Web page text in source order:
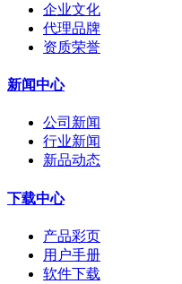
企业文化
代理品牌
资质荣誉
新闻中心
公司新闻
行业新闻
新品动态
下载中心
产品彩页
用户手册
软件下载